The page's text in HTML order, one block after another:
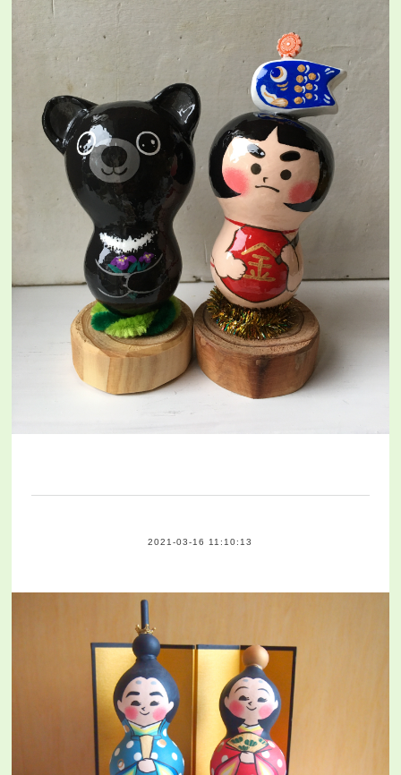
2021-03-16 11:10:13